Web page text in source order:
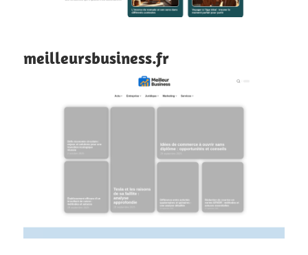
meilleursbusiness.fr